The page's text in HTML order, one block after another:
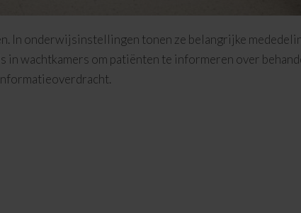
In onderwijsinstellingen tonen ze belangrijke
wachtkamers om patiënten te informeren over